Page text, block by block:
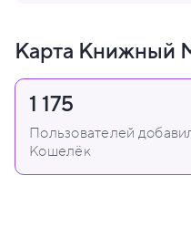
Карта Книжный
1 175
Пользователей
Кошелёк